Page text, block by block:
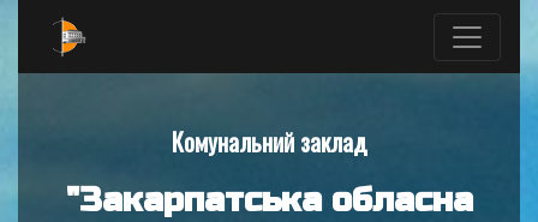
Комунальний заклад
"Закарпатська обласна